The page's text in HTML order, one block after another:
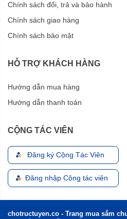
Chính sách đổi, trả và bảo hành
Chính sách giao hàng
Chính sách bảo mật
HỖ TRỢ KHÁCH HÀNG
Hướng dẫn mua hàng
Hướng dẫn thanh toán
CỘNG TÁC VIÊN
Đăng ký Cộng Tác Viên
Đăng nhập Cộng tác viên
chotructuyen.co - Trang mua sắm